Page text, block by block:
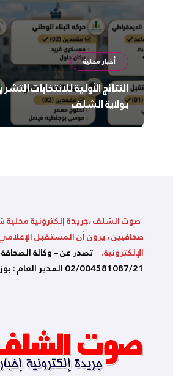
أخبار محلية
النتائج الأولية للانتخابات
بولاية الشلف
صوت الشلف ،جريدة إلكترونية
صحافيين ، يرون أن المستقبل
الإلكترونية. تصدر عن – وكالة
02/004581087/21 المدير العام : بوزكري عبد الرحمان.